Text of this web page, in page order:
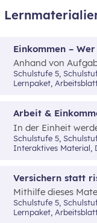
Einkommen –
Anhand von
informiert das
Lernpaket,
Arbeit &
In der Einheit
Arbeit,
Interaktives Material,
Versichern statt
Mithilfe dieses
umgeht und
Lernpaket,